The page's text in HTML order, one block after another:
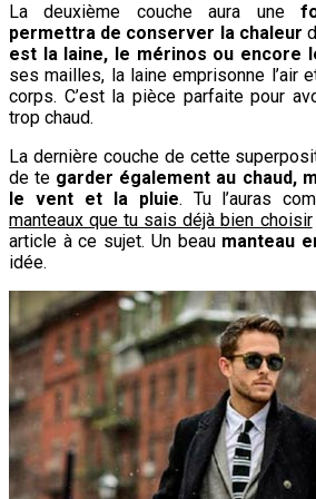
La deuxième couche aura une
permettra de conserver la chaleur
est la laine, le mérinos ou encore
ses mailles, la laine emprisonne l’air
corps. C’est la pièce parfaite pour
trop chaud.
La dernière couche de cette
de te garder également au chaud,
le vent et la pluie. Tu l’auras
manteaux que tu sais déjà bien choisir
article à ce sujet. Un beau manteau
idée.